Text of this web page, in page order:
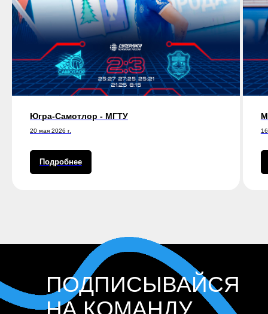
Югра-Самотлор - МГТУ
20 мая 2026 г.
Подробнее
ПОДПИСЫВАЙСЯ
НА КОМАНДУ